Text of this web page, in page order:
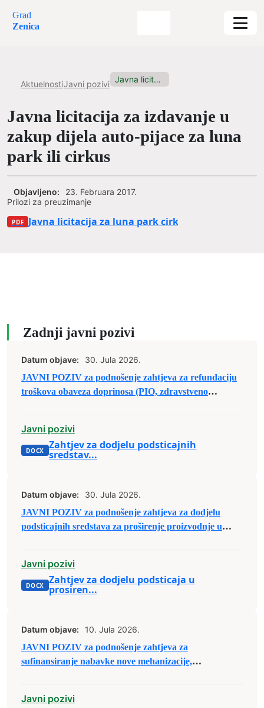
Grad
Zenica
AktuelnostiJavni pozivi Javna licitacija za izdavanje u...
Javna licitacija za izdavanje u
zakup dijela auto-pijace za luna
park ili cirkus
Prilozi za preuzimanje
Javna licitacija za luna park cirkus
Objavljeno: 23. Februara 2017.
Zadnji javni pozivi
Datum objave:
30. Jula 2026.
JAVNI POZIV za podnošenje zahtjeva za refundaciju
troškova obaveza doprinosa (PIO, zdravstveno
kojima je to osnovna djelatnost
Javni pozivi
Zahtjev za dodjelu podsticajnih
sredstav...
Datum objave:
30. Jula 2026.
JAVNI POZIV za podnošenje zahtjeva za dodjelu
podsticajnih sredstava za proširenje proizvodnje u
Javni pozivi
Zahtjev za dodjelu podsticaja u
prosiren...
Datum objave:
10. Jula 2026.
JAVNI POZIV za podnošenje zahtjeva za
sufinansiranje nabavke nove mehanizacije,
Javni pozivi